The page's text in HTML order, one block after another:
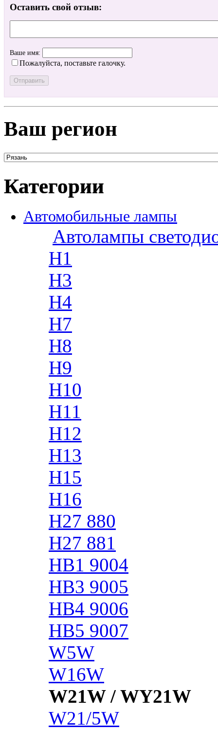
Оставить свой отзыв:
Ваше имя:
Пожалуйста, поставьте галочку.
Ваш регион
Категории
Автомобильные лампы
Автолампы
H1
H3
H4
H7
H8
H9
H10
H11
H12
H13
H15
H16
H27 880
H27 881
HB1 9004
HB3 9005
HB4 9006
HB5 9007
W5W
W16W
W21W / WY21W
W21/5W